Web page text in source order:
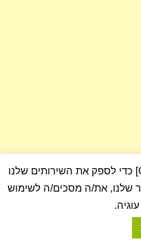
אנו משתמשים בקובצי עוגיה [Cookies] כדי לספק את השירותים שלנו
שלנו, את/ה מסכים/ה לשימוש